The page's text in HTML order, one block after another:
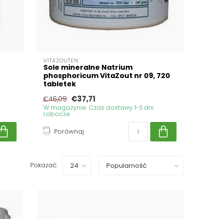
VITAZOUTEN
Sole mineralne Natrium
phosphoricum VitaZout nr 09, 720
tabletek
€46,09 €37,71
W magazynie. Czas dostawy 1-3 dni
robocze
Porównaj
Pokazać: